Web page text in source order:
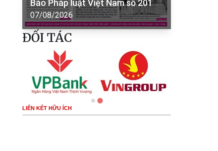
Báo Pháp luật Việt Nam số 201
07/08/2026
ĐỐI TÁC
LIÊN KẾT HỮU ÍCH